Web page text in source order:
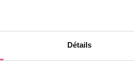
Détails